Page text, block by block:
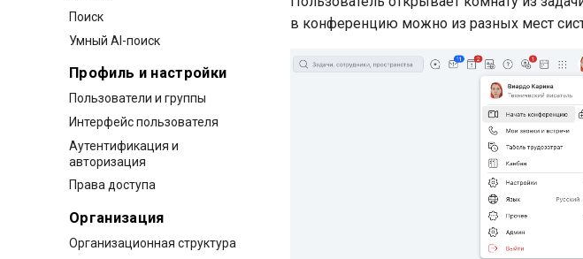
Поиск
Умный AI-поиск
Профиль и настройки
Пользователи и группы
Интерфейс пользователя
Аутентификация и
авторизация
Права доступа
Организация
Организационная структура
в конференцию можно из разных мест